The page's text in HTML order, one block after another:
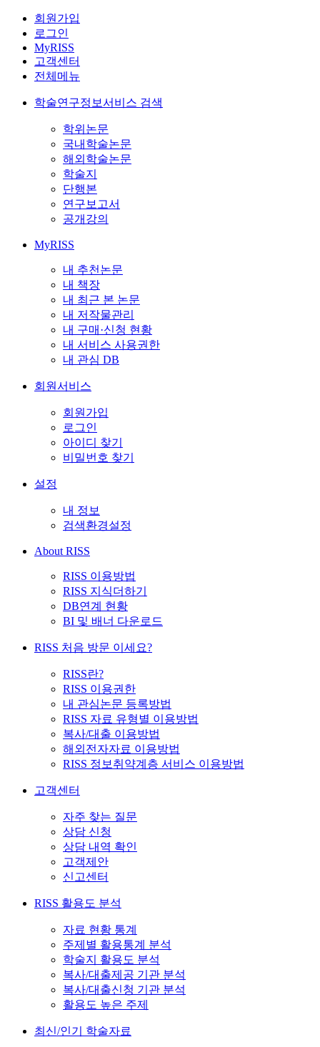
회원가입
로그인
MyRISS
고객센터
전체메뉴
학술연구정보서비스 검색
학위논문
국내학술논문
해외학술논문
학술지
단행본
연구보고서
공개강의
MyRISS
내 추천논문
내 책장
내 최근 본 논문
내 저작물관리
내 구매·신청 현황
내 서비스 사용권한
내 관심 DB
회원서비스
회원가입
로그인
아이디 찾기
비밀번호 찾기
설정
내 정보
검색환경설정
About RISS
RISS 이용방법
RISS 지식더하기
DB연계 현황
BI 및 배너 다운로드
RISS 처음 방문 이세요?
RISS란?
RISS 이용권한
내 관심논문 등록방법
RISS 자료 유형별 이용방법
복사/대출 이용방법
해외전자자료 이용방법
RISS 정보취약계층 서비스 이용방법
고객센터
자주 찾는 질문
상담 신청
상담 내역 확인
고객제안
신고센터
RISS 활용도 분석
자료 현황 통계
주제별 활용통계 분석
학술지 활용도 분석
복사/대출제공 기관 분석
복사/대출신청 기관 분석
활용도 높은 주제
최신/인기 학술자료